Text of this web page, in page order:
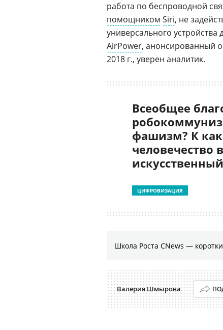
работа по беспроводной
помощником Siri, не
универсального
AirPower, анонсированный
2018 г., уверен аналитик.
Всеобщее
фашизм? К
человечество
ЦИФРОВИЗАЦИЯ
Школа Роста CNews —
Валерия Шмырова